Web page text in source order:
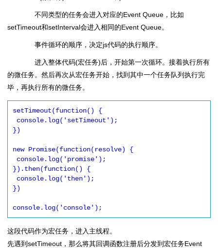
不同类型的任务会进入对应的Event Queue，比如
setTimeout和setInterval会进入相同的Event Queue。
事件循环的顺序，决定js代码的执行顺序。
进入整体代码(宏任务)后，开始第一次循环。接着执行所有
的微任务。然后再次从宏任务开始，找到其中一个任务队列执行完
毕，再执行所有的微任务。
setTimeout(function() {
})
new Promise(function(resolve) {
}).then(function() {
})
console.log('console');
这段代码作为宏任务，进入主线程。
先遇到setTimeout，那么将其回调函数注册后分发到宏任务Event